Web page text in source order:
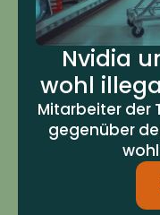
Nvidia
wohl
Mitarbeiter der
gegenüber